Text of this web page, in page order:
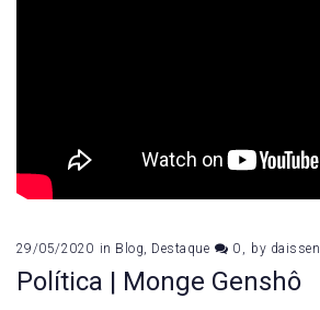
29/05/2020 in Blog, Destaque 0 by daissen
Política | Monge Genshô